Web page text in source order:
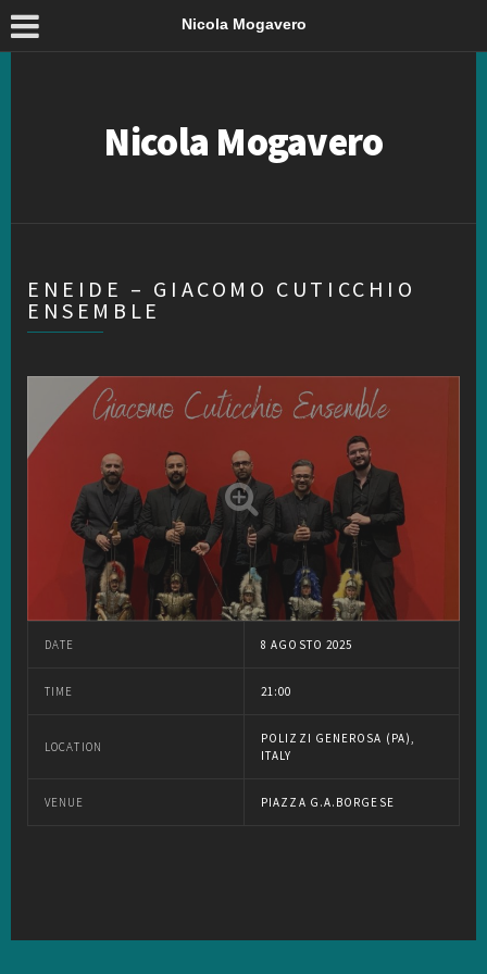
Nicola Mogavero
Nicola Mogavero
ENEIDE – GIACOMO CUTICCHIO
ENSEMBLE
DATE 8 AGOSTO 2025
TIME 21:00
LOCATION
POLIZZI GENEROSA (PA),
ITALY
VENUE PIAZZA G.A.BORGESE